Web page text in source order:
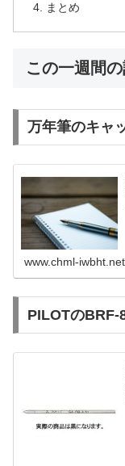
まとめ
この一週間
万年筆のキャ
www.chml-iwbht.net
PILOTのBRF-